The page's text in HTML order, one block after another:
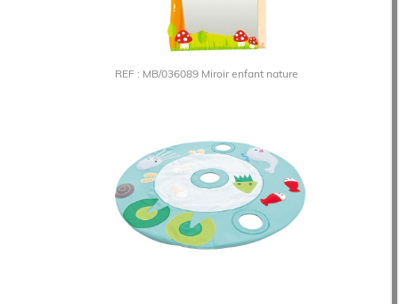
REF : MB/036089 Miroir enfant nature